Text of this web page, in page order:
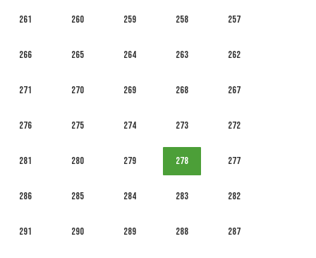
257
258
259
260
261
262
263
264
265
266
267
268
269
270
271
272
273
274
275
276
277
278
279
280
281
282
283
284
285
286
287
288
289
290
291